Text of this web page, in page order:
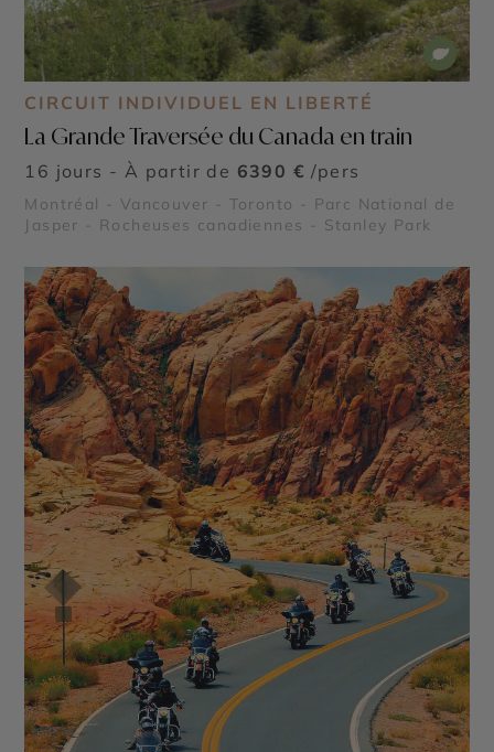
CIRCUIT INDIVIDUEL EN LIBERTÉ
La Grande Traversée du Canada en train
16 jours - À partir de 6390 € /pers
Montréal - Vancouver - Toronto - Parc National de
Jasper - Rocheuses canadiennes - Stanley Park